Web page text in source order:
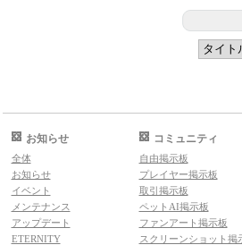
お知らせ
全体
お知らせ
イベント
メンテナンス
アップデート
ETERNITY
コミュニティ
自由掲示板
プレイヤー掲示板
取引掲示板
ペットAI掲示板
ファンアート掲示板
スクリーンショット掲